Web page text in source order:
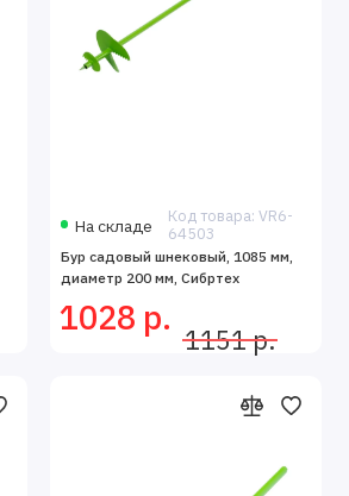
На складе
Код товара: VR6-
64503
Бур садовый шнековый, 1085 мм,
диаметр 200 мм, Сибртех
1028 р.
1151 р.